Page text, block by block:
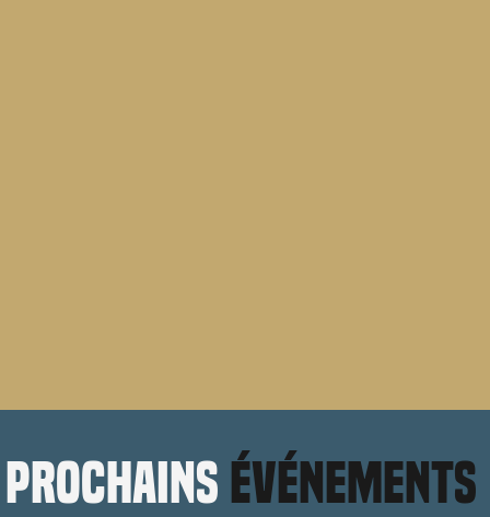
prochains événements